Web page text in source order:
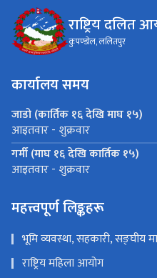
राष्ट्रिय दलित
कुपण्डोल, ललितपुर
कार्यालय समय
जाडो (कार्तिक १६ देखि माघ १५)
आइतवार - शुक्रवार
गर्मी (माघ १६ देखि कार्तिक १५)
आइतवार - शुक्रवार
महत्त्वपूर्ण लिङ्कहरू
भूमि व्यवस्था, सहकारी, सङ्‍घीय
राष्ट्रिय महिला आयोग